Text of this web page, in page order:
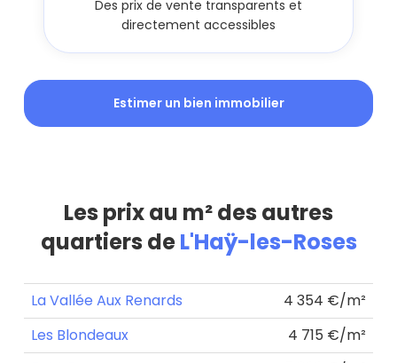
Des prix de vente transparents et
directement accessibles
Estimer un bien immobilier
Les prix au m² des autres
quartiers deL'Haÿ-les-Roses
La Vallée Aux Renards
4 354 €/m²
Les Blondeaux
4 715 €/m²